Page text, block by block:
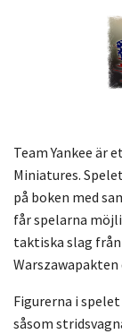
Team Yankee
Miniatures.
på boken med
får spelarna
taktiska slag
Warszawapakten
Figurerna i
såsom